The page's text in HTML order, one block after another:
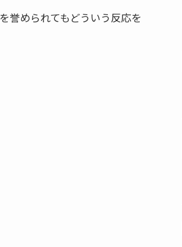
誉められてもどういう反応を